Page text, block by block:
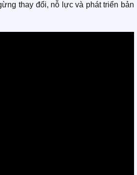
thay đổi, nỗ lực và phát triển bản